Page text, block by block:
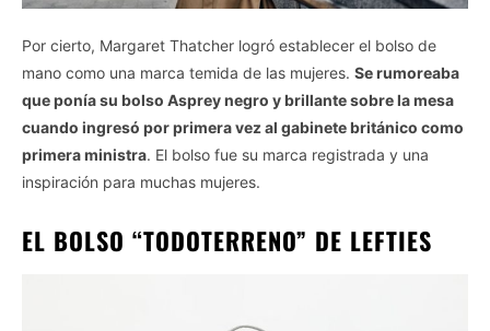
Por cierto, Margaret Thatcher logró establecer el bolso de
mano como una marca temida de las mujeres. Se rumoreaba
que ponía su bolso Asprey negro y brillante sobre la mesa
cuando ingresó por primera vez al gabinete británico como
primera ministra. El bolso fue su marca registrada y una
inspiración para muchas mujeres.
EL BOLSO “TODOTERRENO” DE LEFTIES